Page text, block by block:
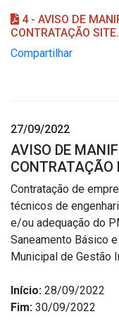
4 - AVISO DE
CONTRATAÇÃO
Compartilhar
27/09/2022
AVISO DE
Contratação de
técnicos de
e/ou adequação do
Saneamento Básico
Municipal de Gestão
Início: 28/09/2022
Fim: 30/09/2022